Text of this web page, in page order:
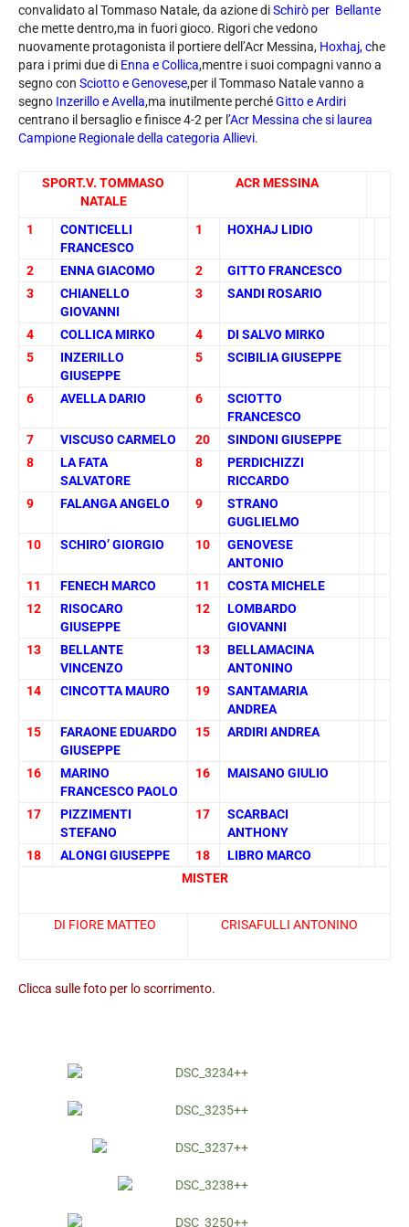
convalidato al Tommaso Natale, da azione diSchirò per Bellante
che mette dentro,ma in fuori gioco. Rigori che vedono
nuovamente protagonista il portiere dell’Acr Messina, Hoxhaj, che
para i primi due di Enna e Collica,mentre i suoi compagni vanno a
segno con Sciotto e Genovese,per il Tommaso Natale vanno a
segno Inzerillo e Avella,ma inutilmente perchéGitto e Ardiri
centrano il bersaglio e finisce 4-2 per l ’Acr Messina che si laurea
Campione Regionale della categoria Allievi.
SPORT.V. TOMMASO
NATALE
ACR MESSINA
1
CONTICELLI
FRANCESCO
1 HOXHAJ LIDIO
2 ENNA GIACOMO 2
GITTO FRANCESCO
3
CHIANELLO
GIOVANNI
3 SANDI ROSARIO
4 COLLICA MIRKO 4
DI SALVO MIRKO
5
INZERILLO
GIUSEPPE
5 SCIBILIA GIUSEPPE
6 AVELLA DARIO 6
SCIOTTO
FRANCESCO
7
VISCUSO CARMELO 20
SINDONI GIUSEPPE
8
LA FATA
SALVATORE
8
PERDICHIZZI
RICCARDO
9
FALANGA ANGELO 9
STRANO
GUGLIELMO
10
SCHIRO’ GIORGIO 10
GENOVESE
ANTONIO
11
FENECH MARCO 11
COSTA MICHELE
12
RISOCARO
GIUSEPPE
12
LOMBARDO
GIOVANNI
13
BELLANTE
VINCENZO
13
BELLAMACINA
ANTONINO
14
CINCOTTA MAURO 19
SANTAMARIA
ANDREA
15
FARAONE EDUARDO
GIUSEPPE
15 ARDIRI ANDREA
16
MARINO
FRANCESCO PAOLO
16 MAISANO GIULIO
17
PIZZIMENTI
STEFANO
17
SCARBACI
ANTHONY
18
ALONGI GIUSEPPE 18
LIBRO MARCO
MISTER
DI FIORE MATTEO CRISAFULLI ANTONINO
Clicca sulle foto per lo scorrimento.